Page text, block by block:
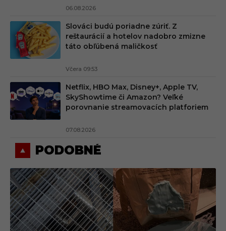
06.08.2026
Slováci budú poriadne zúriť. Z
reštaurácií a hotelov nadobro zmizne
táto obľúbená maličkosť
Včera 09:53
Netflix, HBO Max, Disney+, Apple TV,
SkyShowtime či Amazon? Veľké
porovnanie streamovacích platforiem
07.08.2026
PODOBNÉ